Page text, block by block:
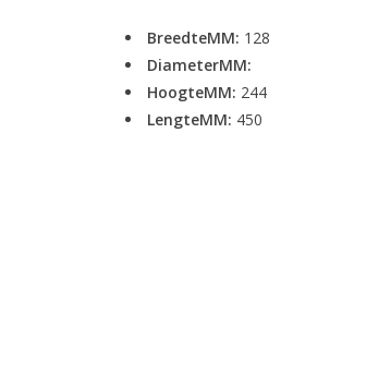
BreedteMM: 128
DiameterMM:
HoogteMM: 244
LengteMM: 450